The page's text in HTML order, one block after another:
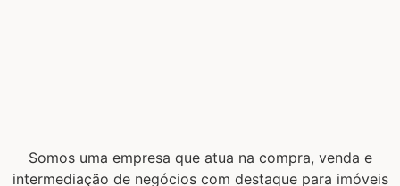
Somos uma empresa que atua na compra, venda e
intermediação de negócios com destaque para imóveis